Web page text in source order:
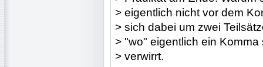
> eigentlich nicht vor dem
> sich dabei um zwei
> "wo" eigentlich ein
> verwirrt.